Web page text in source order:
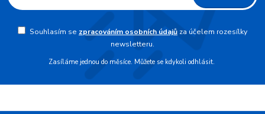
Souhlasím se zpracováním osobních údajůza účelem rozesílky
newsletteru.
Zasíláme jednou do měsíce. Můžete se kdykoli odhlásit.